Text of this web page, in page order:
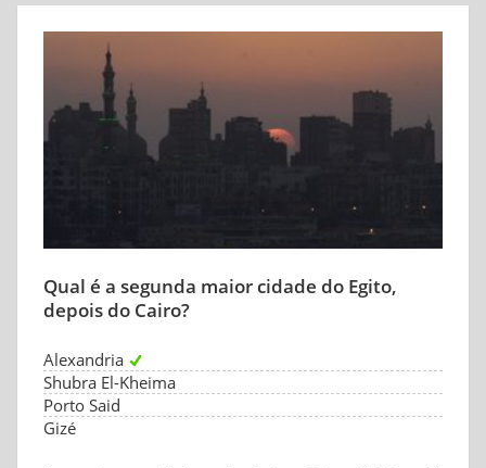
Qual é a segunda maior cidade do Egito,
depois do Cairo?
Alexandria
Shubra El-Kheima
Porto Said
Gizé